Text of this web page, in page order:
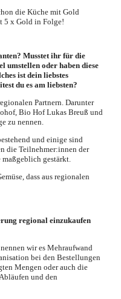
die Küche mit Gold
5 x Gold in Folge!
Musstet ihr für die
umstellen oder haben diese
ist dein liebstes
du es am liebsten?
Partnern. Darunter
Bio Hof Lukas Breuß und
zu nennen.
und einige sind
die Teilnehmer:innen der
gestärkt.
dass aus regionalen
regional einzukaufen
wir es Mehraufwand
bei den Bestellungen
Mengen oder auch die
und den